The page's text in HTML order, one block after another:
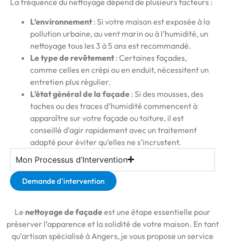
La fréquence du nettoyage dépend de plusieurs facteurs :
L’environnement : Si votre maison est exposée à la
pollution urbaine, au vent marin ou à l’humidité, un
nettoyage tous les 3 à 5 ans est recommandé.
Le type de revêtement : Certaines façades,
comme celles en crépi ou en enduit, nécessitent un
entretien plus régulier.
L’état général de la façade : Si des mousses, des
taches ou des traces d’humidité commencent à
apparaître sur votre façade ou toiture, il est
conseillé d’agir rapidement avec un traitement
adapté pour éviter qu’elles ne s’incrustent.
Mon Processus d’Intervention
Demande d'intervention
Le nettoyage de façadeest une étape essentielle pour
préserver l’apparence et la solidité de votre maison. En tant
qu’artisan spécialisé à Angers, je vous propose un service